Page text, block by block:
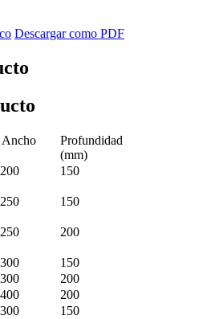
Descargar como PDF
Profundidad
(mm)
200 150
250 150
250 200
300
150
300
200
400
200
300
150